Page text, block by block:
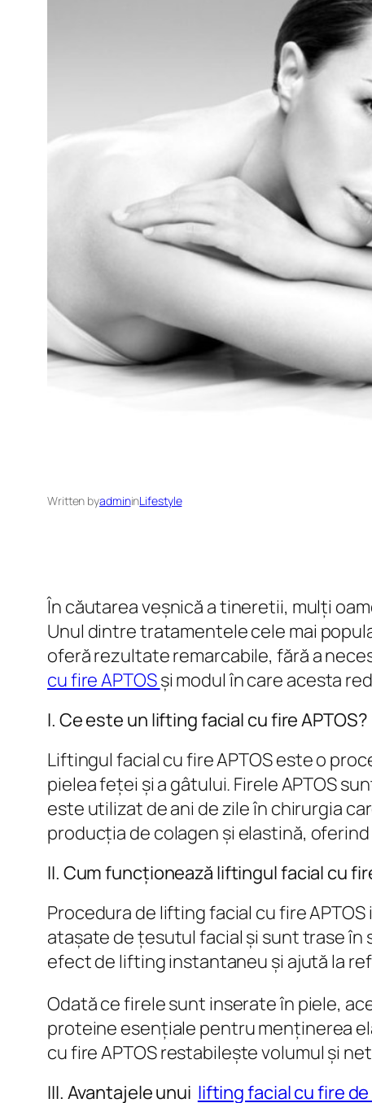
Written byadmininLifestyle
În căutarea veșnică a tineretii, mulți
Unul dintre tratamentele cele mai
oferă rezultate remarcabile, fără a
cu fire APTOSși modul în care acesta
I. Ce este un lifting facial cu fire APTOS?
Liftingul facial cu fire APTOS este o
pielea feței și a gâtului. Firele APTOS
este utilizat de ani de zile în chirurgia
producția de colagen și elastină,
II. Cum funcționează liftingul facial cu
Procedura de lifting facial cu fire
atașate de țesutul facial și sunt trase
efect de lifting instantaneu și ajută la
Odată ce firele sunt inserate în piele,
proteine esențiale pentru menținerea
cu fire APTOS restabilește volumul și
III. Avantajele unui lifting facial cu fire